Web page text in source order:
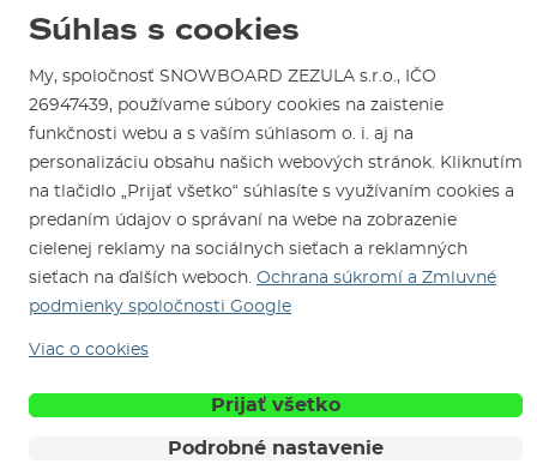
Servis a opravy
Certifikát Overené zákazníkmi
Sme tu pre Vás od roku 1996
Súhlas s cookies
My, spoločnosť SNOWBOARD ZEZULA s.r.o., IČO
26947439, používame súbory cookies na zaistenie
funkčnosti webu a s vaším súhlasom o. i. aj na
personalizáciu obsahu našich webových stránok. Kliknutím
na tlačidlo „Prijať všetko“ súhlasíte s využívaním cookies a
predaním údajov o správaní na webe na zobrazenie
cielenej reklamy na sociálnych sieťach a reklamných
sieťach na ďalších weboch. Ochrana súkromí a Zmluvné
podmienky spoločnosti Google
Viac o cookies
Prijať všetko
Podrobné nastavenie